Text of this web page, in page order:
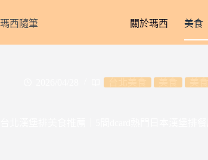
至
瑪西隨筆 關於瑪西 美食